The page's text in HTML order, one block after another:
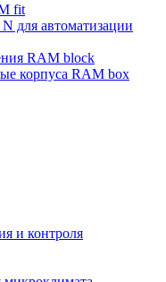
fit
для автоматизации
RAM block
корпуса RAM box
и контроля